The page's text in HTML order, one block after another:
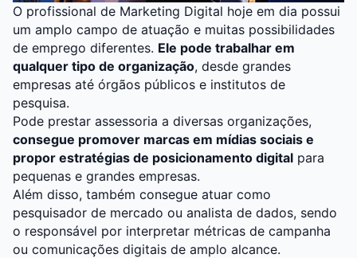
O profissional de Marketing Digital hoje em dia possui
um amplo campo de atuação e muitas possibilidades
de emprego diferentes. Ele pode trabalhar em
qualquer tipo de organização, desde grandes
empresas até órgãos públicos e institutos de
pesquisa.
Pode prestar assessoria a diversas organizações,
consegue promover marcas em mídias sociais e
propor estratégias de posicionamento digital para
pequenas e grandes empresas.
Além disso, também consegue atuar como
pesquisador de mercado ou analista de dados, sendo
o responsável por interpretar métricas de campanha
ou comunicações digitais de amplo alcance.